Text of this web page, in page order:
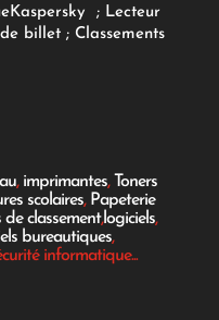
Kaspersky ; Lecteur
billet; Classements
, imprimantes, Toners
scolaires, Papeterie
de classement,logiciels,
bureautiques,
informatique...